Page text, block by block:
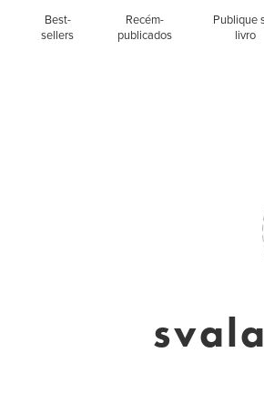
Best-
sellers
Recém-
publicados
Publique
livro